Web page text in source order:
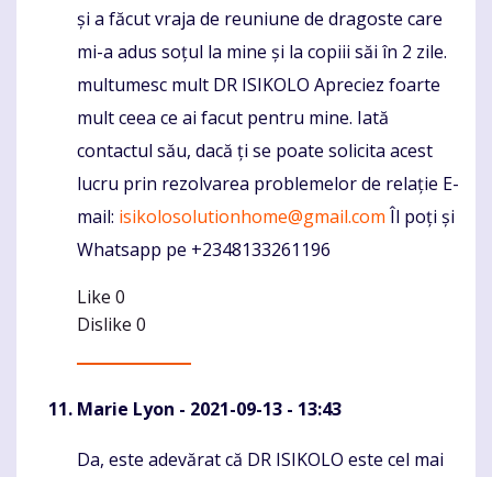
și a făcut vraja de reuniune de dragoste care
mi-a adus soțul la mine și la copiii săi în 2 zile.
multumesc mult DR ISIKOLO Apreciez foarte
mult ceea ce ai facut pentru mine. Iată
contactul său, dacă ți se poate solicita acest
lucru prin rezolvarea problemelor de relație E-
mail: isikolosolutionhome@gmail.com Îl poți și
Whatsapp pe +2348133261196
Like 0
Dislike 0
Marie Lyon - 2021-09-13 - 13:43
Komentaras
Da, este adevărat că DR ISIKOLO este cel mai